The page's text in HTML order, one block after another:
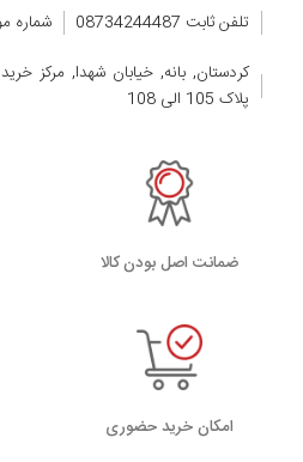
تلفن ثابت 08734244487
شماره موبایل:
کردستان, بانه, خیابان شهدا, مرکز
پلاک 105 الی 108
ضمانت اصل بودن کالا
امکان خرید حضوری